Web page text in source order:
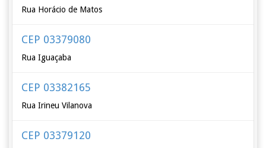
Rua Horácio de Matos
CEP 03379080
Rua Iguaçaba
CEP 03382165
Rua Irineu Vilanova
CEP 03379120